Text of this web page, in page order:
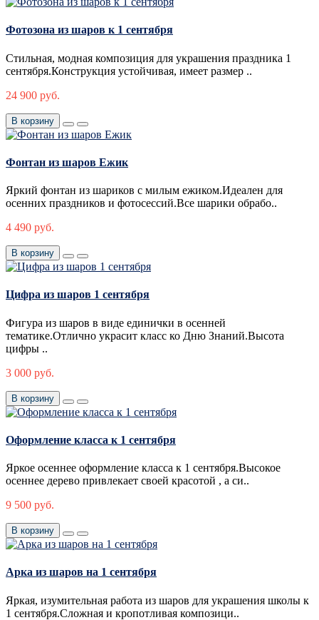
Фотозона из шаров к 1 сентября
Стильная, модная композиция для украшения праздника 1
сентября.Конструкция устойчивая, имеет размер ..
24 900 руб.
В корзину
Фонтан из шаров Ежик
Яркий фонтан из шариков с милым ежиком.Идеален для
осенних праздников и фотосессий.Все шарики обрабо..
4 490 руб.
В корзину
Цифра из шаров 1 сентября
Фигура из шаров в виде единички в осенней
тематике.Отлично украсит класс ко Дню Знаний.Высота
цифры ..
3 000 руб.
В корзину
Оформление класса к 1 сентября
Яркое осеннее оформление класса к 1 сентября.Высокое
осеннее дерево привлекает своей красотой , а си..
9 500 руб.
В корзину
Арка из шаров на 1 сентября
Яркая, изумительная работа из шаров для украшения школы к
1 сентября.Сложная и кропотливая композици..